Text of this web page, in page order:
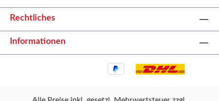
Rechtliches
Informationen